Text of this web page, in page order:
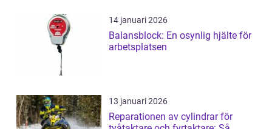
14 januari 2026
Balansblock: En osynlig hjälte för
arbetsplatsen
13 januari 2026
Reparationen av cylindrar för